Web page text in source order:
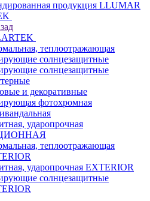
продукция LLUMAR
теплоотражающая
солнцезащитные
солнцезащитные
и декоративные
фотохромная
ударопрочная
теплоотражающая
ударопрочная EXTERIOR
солнцезащитные